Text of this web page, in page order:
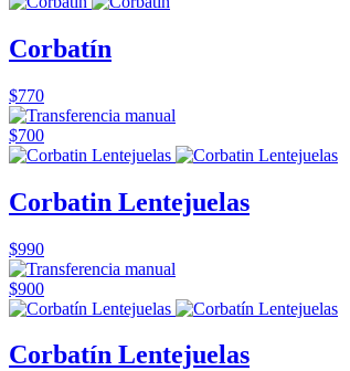
Corbatín
$770
$700
Corbatin Lentejuelas
$990
$900
Corbatín Lentejuelas